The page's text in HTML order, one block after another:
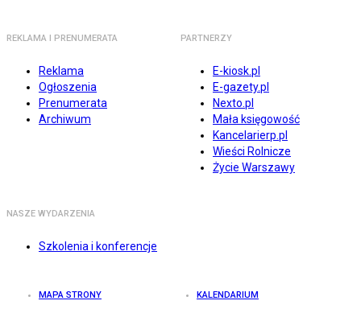
REKLAMA I PRENUMERATA
Reklama
Ogłoszenia
Prenumerata
Archiwum
PARTNERZY
E-kiosk.pl
E-gazety.pl
Nexto.pl
Mała księgowość
Kancelarierp.pl
Wieści Rolnicze
Życie Warszawy
NASZE WYDARZENIA
Szkolenia i konferencje
MAPA STRONY KALENDARIUM